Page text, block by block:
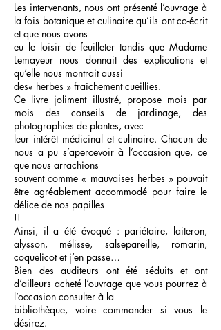
Les intervenants, nous ont présenté l’ouvrage à
la fois botanique et culinaire qu’ils ont co-écrit
et que nous avons
eu le loisir de feuilleter tandis que Madame
Lemayeur nous donnait des explications et
qu’elle nous montrait aussi
des« herbes » fraîchement cueillies.
Ce livre joliment illustré, propose mois par
mois des conseils de jardinage, des
photographies de plantes, avec
leur intérêt médicinal et culinaire. Chacun de
nous a pu s’apercevoir à l’occasion que, ce
que nous arrachions
souvent comme « mauvaises herbes » pouvait
être agréablement accommodé pour faire le
délice de nos papilles
!!
Ainsi, il a été évoqué : pariétaire, laiteron,
alysson, mélisse, salsepareille, romarin,
coquelicot et j’en passe…
Bien des auditeurs ont été séduits et ont
d’ailleurs acheté l’ouvrage que vous pourrez à
l’occasion consulter à la
bibliothèque, voire commander si vous le
désirez.